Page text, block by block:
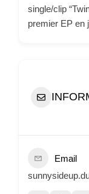
single/clip
premier EP en
Email